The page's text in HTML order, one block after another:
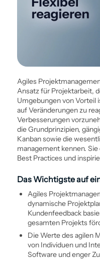
Agiles
Ansatz für Projektarbeit,
Umgebungen von Vorteil
auf Veränderungen zu
Verbesserungen
die Grundprinzipien,
Kanban sowie die
management kennen.
Best Practices und
Das Wichtigste auf
Agiles
dynamische
Kundenfeedback
gesamten Projekts
Die Werte des agilen
von Individuen und
Software und enger